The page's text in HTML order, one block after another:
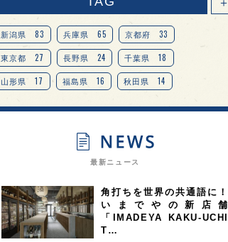
＋
新潟県 83 兵庫県 65 京都府 33
東京都 27 長野県 24 千葉県 18
山形県 17 福島県 16 秋田県 14
愛知県 14 宮城県 14 岐阜県 13
オピニオンリーダーの視点 9
石川県 7 奈良県 7 滋賀県 7 和歌山県 6
富山県 6 フランス 6 高知県 5 島根県 5
最新ニュース
角打ちを世界の共通語に！
いまでやの新店舗
「IMADEYA KAKU-UCHI
T…